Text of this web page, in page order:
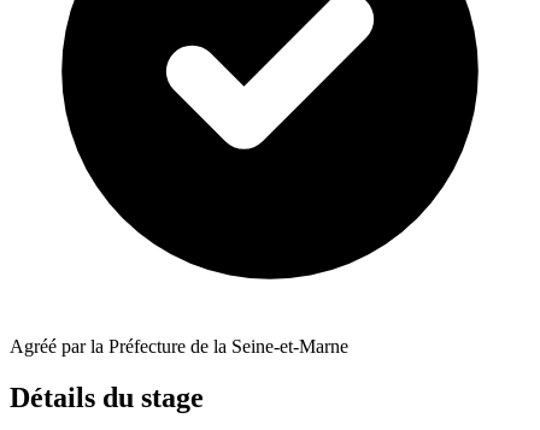
Agréé par la Préfecture de la Seine-et-Marne
Détails du stage